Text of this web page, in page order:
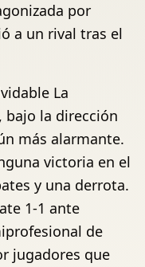
por
a un rival tras el
La
bajo la dirección
más alarmante.
victoria en el
y una derrota.
1-1 ante
de
jugadores que